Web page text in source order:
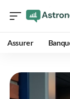
Assurer